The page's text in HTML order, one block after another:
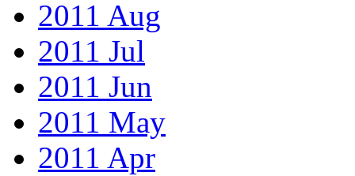
2011 Aug
2011 Jul
2011 Jun
2011 May
2011 Apr